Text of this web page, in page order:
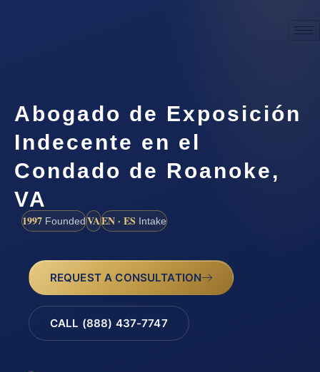
Abogado de Exposición
Indecente en el
Condado de Roanoke,
VA
1997 FoundedVAEN · ES Intake
REQUEST A CONSULTATION
CALL (888) 437-7747